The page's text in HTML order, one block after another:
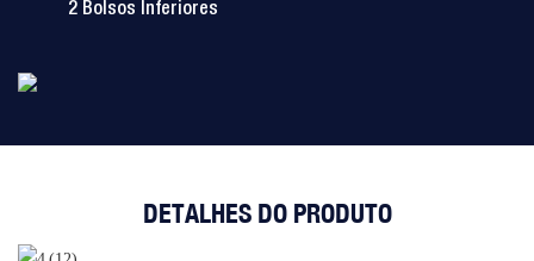
2 Bolsos Inferiores
DETALHES DO PRODUTO